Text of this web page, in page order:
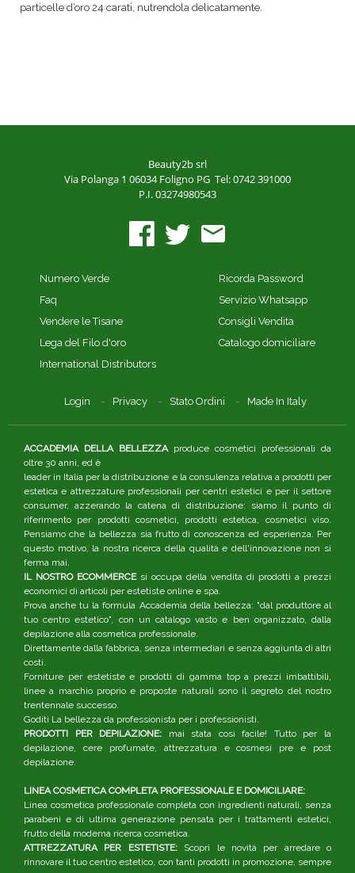
particelle d’oro 24 carati, nutrendola delicatamente.
Beauty2b srl
Via Polanga 1 06034 Foligno PG Tel: 0742 391000
P.I. 03274980543
Numero Verde
Faq
Vendere le Tisane
Lega del Filo d'oro
International Distributors
Ricorda Password
Servizio Whatsapp
Consigli Vendita
Catalogo domiciliare
Login Privacy Stato Ordini Made In Italy
ACCADEMIA DELLA BELLEZZAproduce cosmetici professionali da
oltre 30 anni, ed è
leader in Italia per la distribuzione e la consulenza relativa a prodotti per
estetica e attrezzature professionali per centri estetici e per il settore
consumer, azzerando la catena di distribuzione: siamo il punto di
riferimento per prodotti cosmetici, prodotti estetica, cosmetici viso.
Pensiamo che la bellezza sia frutto di conoscenza ed esperienza. Per
questo motivo, la nostra ricerca della qualità e dell'innovazione non si
ferma mai.
IL NOSTRO ECOMMERCEsi occupa della vendita di prodotti a prezzi
economici di articoli per estetiste online e spa.
Prova anche tu la formula Accademia della bellezza: "dal produttore al
tuo centro estetico", con un catalogo vasto e ben organizzato, dalla
depilazione alla cosmetica professionale.
Direttamente dalla fabbrica, senza intermediari e senza aggiunta di altri
costi.
Forniture per estetiste e prodotti di gamma top a prezzi imbattibili,
linee a marchio proprio e proposte naturali sono il segreto del nostro
trentennale successo.
Goditi La bellezza da professionista per i professionisti.
PRODOTTI PER DEPILAZIONE: mai stata così facile! Tutto per la
depilazione, cere profumate, attrezzatura e cosmesi pre e post
depilazione.
LINEA COSMETICA COMPLETA PROFESSIONALE E DOMICILIARE:
Linea cosmetica professionale completa con ingredienti naturali, senza
parabeni e di ultima generazione pensata per i trattamenti estetici,
frutto della moderna ricerca cosmetica.
ATTREZZATURA PER ESTETISTE:Scopri le novità per arredare o
rinnovare il tuo centro estetico, con tanti prodotti in promozione, sempre